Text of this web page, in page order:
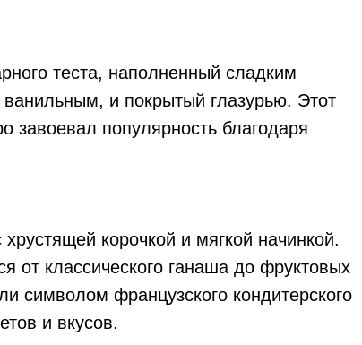
теста, наполненный сладким
и покрытый глазурью. Этот
завоевал популярность благодаря
корочкой и мягкой начинкой.
от классического ганаша до фруктовых
символом французского кондитерского
и вкусов.